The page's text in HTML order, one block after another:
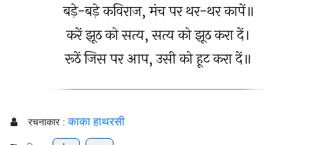
बड़े-बड़े कविराज, मंच पर थर-थर कापें॥
करें झूठ को सत्य, सत्य को झूठ करा दें।
रूठें जिस पर आप, उसी को हूट करा दें॥
रचनाकार : काका हाथरसी